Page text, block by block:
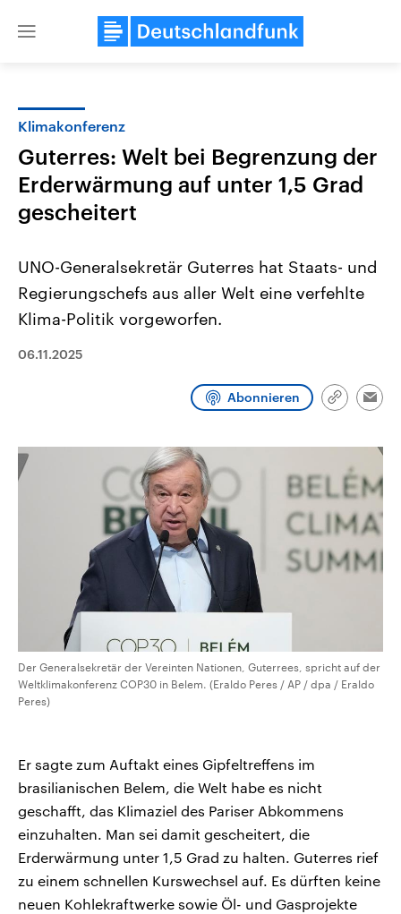
Close
Landtagswahl Sachsen-Anhalt
2026
Sachsen-Anhalt wählt am 6.
Bundesland von einer Koalition aus
und Hintergründe zu den Parteien
und Kandidaten der anstehenden
Wahl.
den mächtigsten Ländern
mit großem Einfluss auf
aktuelle Weltgeschehen.
Programm
Audio-Archiv
Klimakonferenz
Guterres: Welt bei Begrenzung der
Erderwärmung auf unter 1,5 Grad
gescheitert
UNO-Generalsekretär Guterres hat Staats- und
Regierungschefs aus aller Welt eine verfehlte
Klima-Politik vorgeworfen.
06.11.2025
Abonnieren
Link
Der Generalsekretär der Vereinten Nationen, Guterrees, spricht auf der
Weltklimakonferenz COP30 in Belem. (Eraldo Peres / AP / dpa / Eraldo
Peres)
Er sagte zum Auftakt eines Gipfeltreffens im
brasilianischen Belem, die Welt habe es nicht
geschafft, das Klimaziel des Pariser Abkommens
einzuhalten. Man sei damit gescheitert, die
Erderwärmung unter 1,5 Grad zu halten. Guterres rief
zu einem schnellen Kurswechsel auf. Es dürften keine
neuen Kohlekraftwerke sowie Öl- und Gasprojekte